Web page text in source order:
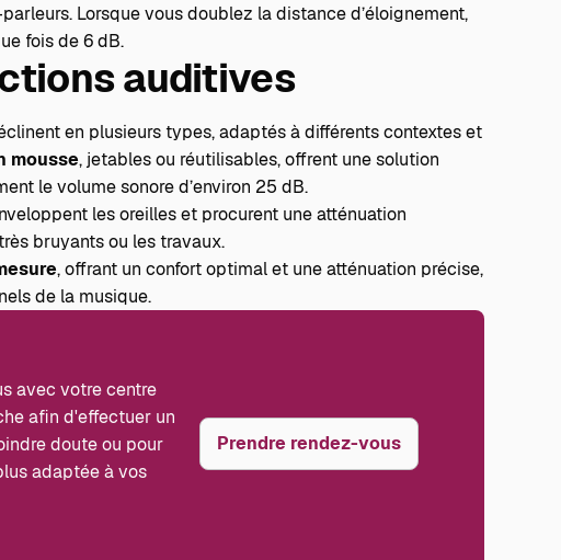
Lorsque vous doublez la distance d’éloignement,
fois de 6 dB.
auditives
en plusieurs types, adaptés à différents contextes et
mousse, jetables ou réutilisables, offrent une solution
le volume sonore d’environ 25 dB.
les oreilles et procurent une atténuation
bruyants ou les travaux.
, offrant un confort optimal et une atténuation précise,
de la musique.
avec votrecentre
afin d'effectuer un
doute ou pour
adaptée à vos
Prendre rendez-vous